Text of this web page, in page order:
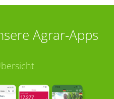
Agrar-Apps